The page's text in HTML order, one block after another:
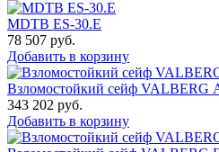
MDTB ES-30.Е
78 507 руб.
Добавить в корзину
Взломостойкий сейф
343 202 руб.
Добавить в корзину